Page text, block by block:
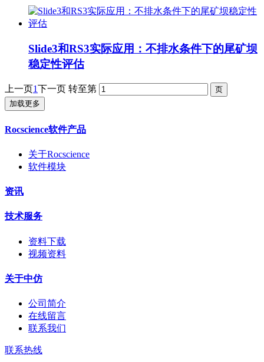
Slide3和RS3实际应用：不排水条件下的尾矿坝
稳定性评估
上一页1下一页 转至第
加载更多
Rocscience软件产品
关于Rocscience
软件模块
资讯
技术服务
资料下载
视频资料
关于中仿
公司简介
在线留言
联系我们
联系热线